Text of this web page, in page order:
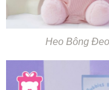
Heo Bông